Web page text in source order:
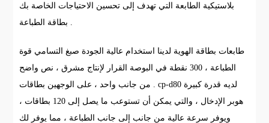
بلاستيكية الطابعة التي تهدف إلى تحسين الاحتياجات الخاصة بك
طابعات بطاقة الهوية لدينا استخدام عالية الجودة صبغ التسامي قوة
الطباعة ، 300 نقطة في البوصة القرار لإنتاج مشرق ، نص واضح
من جانب واحد ، على الوجهين بطاقات . cp-d80 لديه قدرة كبيرة
هوبر الإدخال ، والتي يمكن أن تستوعب ما يصل إلى 120 بطاقات ،
ويوفر سرعة عالية من جانب إلى جانب الطباعة ، مما يوفر لك